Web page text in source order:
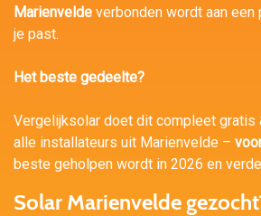
Marienvelde verbonden wordt aan
je past.
Het beste gedeelte?
Vergelijksolar doet dit compleet gratis
alle installateurs uit Marienvelde –
beste geholpen wordt in 2026 en
Solar Marienvelde